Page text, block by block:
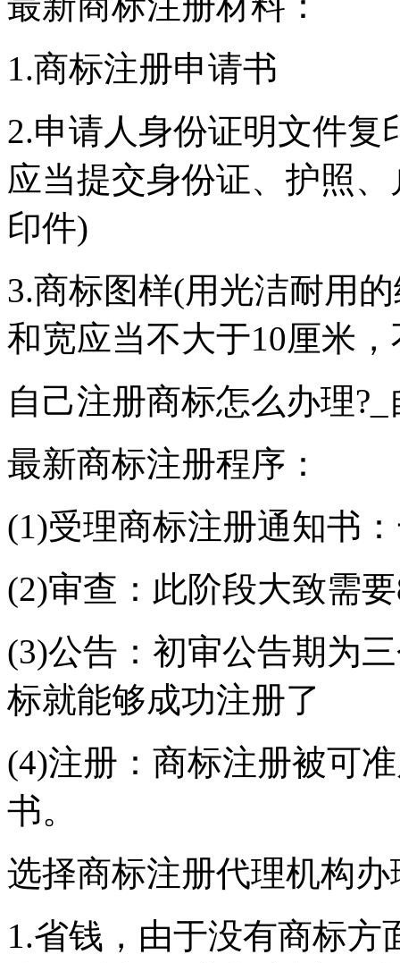
1.商标注册申请书
2.申请人身份证明文件
应当提交身份证、护照
印件)
3.商标图样(用光洁耐用
和宽应当不大于10厘米
自己注册商标怎么办理
最新商标注册程序：
(1)受理商标注册通知书
(2)审查：此阶段大致需
(3)公告：初审公告期为
标就能够成功注册了
(4)注册：商标注册被可
书。
选择商标注册代理机构
1.省钱，由于没有商标